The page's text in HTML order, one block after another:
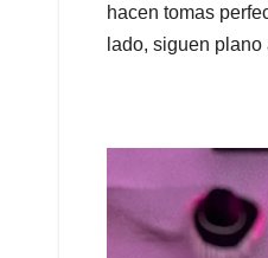
hacen tomas
lado, siguen